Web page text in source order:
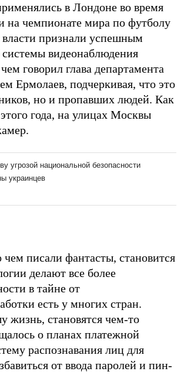
в Лондоне во время
на чемпионате мира по футболу
власти признали успешным
видеонаблюдения
говорил глава департамента
Ермолаев, подчеркивая, что это
но и пропавших людей. Как
года, на улицах Москвы
писали фантасты, становится
делают все более
в тайне от
есть у многих стран.
жизнь, становятся чем-то
о планах платежной
распознавания лиц для
от ввода паролей и пин-